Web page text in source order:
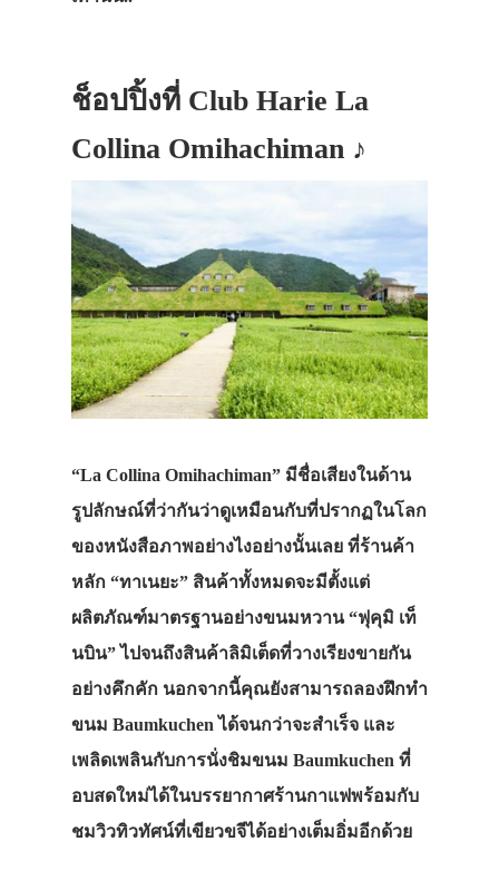
ช็อปปิ้งที่ Club Harie La
Collina Omihachiman ♪
“La Collina Omihachiman” มีชื่อเสียงในด้าน
รูปลักษณ์ที่ว่ากันว่าดูเหมือนกับที่ปรากฏในโลก
ของหนังสือภาพอย่างไงอย่างนั้นเลย ที่ร้านค้า
หลัก “ทาเนยะ” สินค้าทั้งหมดจะมีตั้งแต่
ผลิตภัณฑ์มาตรฐานอย่างขนมหวาน “ฟุคุมิ เท็
นบิน” ไปจนถึงสินค้าลิมิเต็ดที่วางเรียงขายกัน
อย่างคึกคัก นอกจากนี้คุณยังสามารถลองฝึกทำ
ขนม Baumkuchen ได้จนกว่าจะสำเร็จ และ
เพลิดเพลินกับการนั่งชิมขนม Baumkuchen ที่
อบสดใหม่ได้ในบรรยากาศร้านกาแฟพร้อมกับ
ชมวิวทิวทัศน์ที่เขียวขจีได้อย่างเต็มอิ่มอีกด้วย